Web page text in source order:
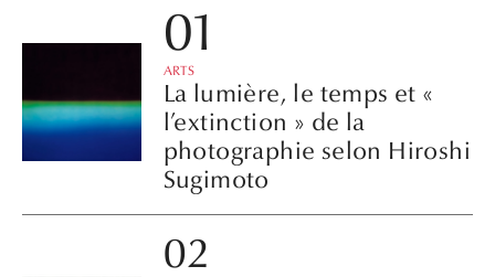
ARTS
La lumière, le temps et «
l’extinction » de la
photographie selon Hiroshi
Sugimoto